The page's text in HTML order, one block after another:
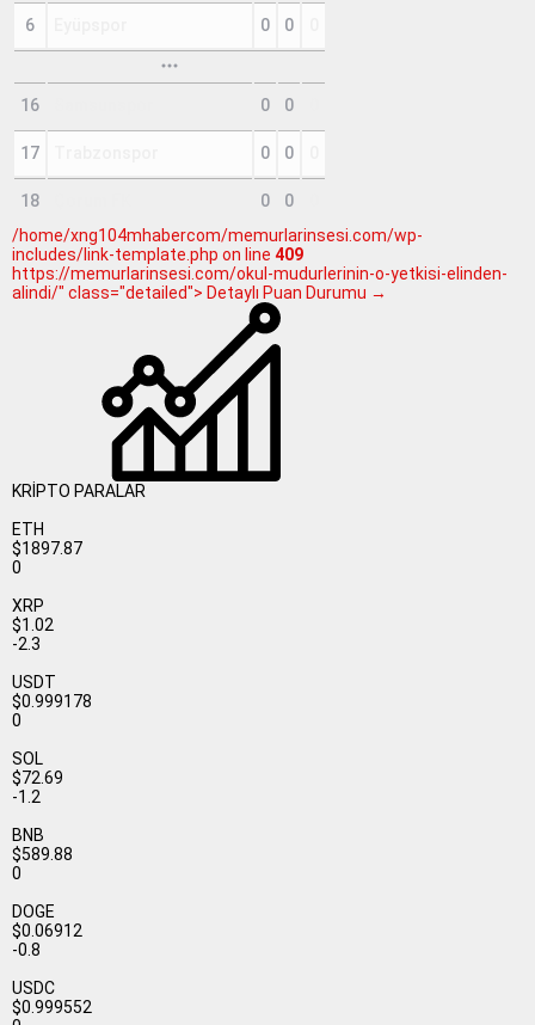
6 0 0
16 0 0
17 0 0
18 0 0
/home/xng104mhabercom/memurlarinsesi.com/wp-
includes/link-template.php on line 409
https://memurlarinsesi.com/okul-mudurlerinin-o-yetkisi-elinden-
alindi/" class="detailed"> Detaylı Puan Durumu →
KRİPTO PARALAR
ETH
$1897.87
0
XRP
$1.02
-2.3
USDT
$0.999178
0
SOL
$72.69
-1.2
BNB
$589.88
0
DOGE
$0.06912
-0.8
USDC
$0.999552